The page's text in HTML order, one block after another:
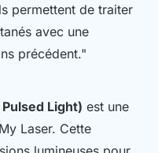
permettent de traiter
avec une
précédent."
Light) est une
Laser. Cette